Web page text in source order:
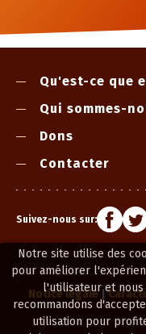
Notre site utilise des
pour améliorer
l'utilisateur et nous
recommandons
utilisation pour
Qu'est-ce que
Qui sommes-
Dons
Contacter
Suivez-nous sur:
Notice légale|